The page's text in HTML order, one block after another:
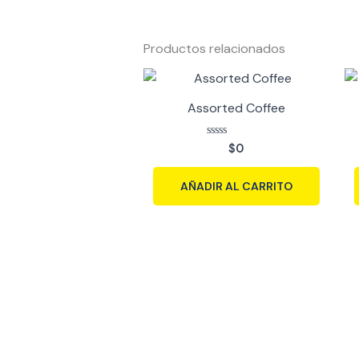
Productos relacionados
Assorted Coffee
Valorado
0
5
$0
AÑADIR AL CARRITO